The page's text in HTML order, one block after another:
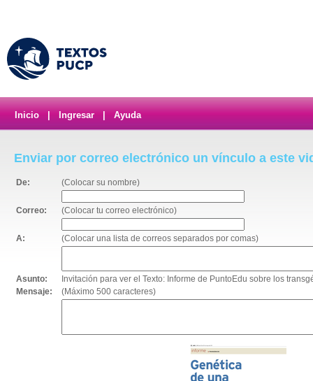
Inicio Ingresar Ayuda
Enviar por correo electrónico un vínculo a este
De: (Colocar su nombre)
Correo: (Colocar tu correo electrónico)
A: (Colocar una lista de correos separados por comas)
Asunto:
Invitación para ver el Texto: Informe de PuntoEdu sobre los
Mensaje:
(Máximo 500 caracteres)